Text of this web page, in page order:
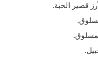
قصير الحبة.